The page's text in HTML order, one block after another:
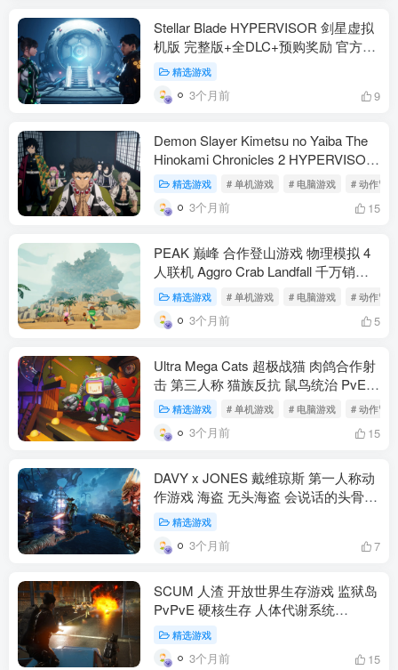
Stellar Blade HYPERVISOR 剑星虚拟
机版 完整版+全DLC+预购奖励 官方中
文 动作冒险 SHIFT UP 伊芙 孽奇拔 后
末日 75G（动作冒险）
精选游戏
3个月前 9
Demon Slayer Kimetsu no Yaiba The
Hinokami Chronicles 2 HYPERVISOR
鬼灭之刃火之神血风谭2 虚拟机版 漫
改格斗 游郭篇 刀匠村篇 柱训练篇 40
角色 合体奥义 官方中文 25G（动作冒
精选游戏 # 单机游戏 # 电脑游戏 # 动作冒险
3个月前 15
PEAK 巅峰 合作登山游戏 物理模拟 4
人联机 Aggro Crab Landfall 千万销量
Steam特别好评（动作冒险）
精选游戏 # 单机游戏 # 电脑游戏 # 动作冒险
3个月前 5
Ultra Mega Cats 超极战猫 肉鸽合作射
击 第三人称 猫族反抗 鼠鸟统治 PvE
竞技场 Steam抢先体验(动作冒险）
精选游戏 # 单机游戏 # 电脑游戏 # 动作冒险
3个月前 15
DAVY x JONES 戴维琼斯 第一人称动
作游戏 海盗 无头海盗 会说话的头骨
活体船只 冥界复仇 Steam特别好评
（动作冒险）
精选游戏
3个月前 7
SCUM 人渣 开放世界生存游戏 监狱岛
PvPvE 硬核生存 人体代谢系统
Gamepires 1.0正式版 PC（动作冒
险）
精选游戏
3个月前 15